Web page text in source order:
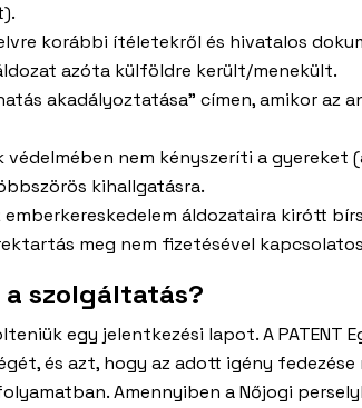
korábbi ítéletekről és hivatalos
azóta külföldre került/menekült.
akadályoztatása” címen, amikor az
védelmében nem kényszeríti a
kihallgatásra.
áldozataira kirótt
meg nem fizetésével
szolgáltatás?
egy jelentkezési lapot. A PATENT
és azt, hogy az adott igény fedezése
Amennyiben a Nőjogi